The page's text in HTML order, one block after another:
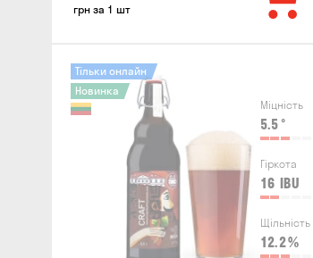
грн за 1 шт
Міцність
5.5 °
Гіркота
16 IBU
Щільність
12.2%
Тільки онлайн
Новинка